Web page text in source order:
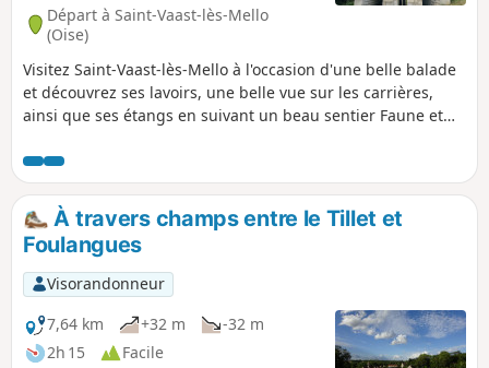
Départ à Saint-Vaast-lès-Mello
(Oise)
Visitez Saint-Vaast-lès-Mello à l'occasion d'une belle balade
et découvrez ses lavoirs, une belle vue sur les carrières,
ainsi que ses étangs en suivant un beau sentier Faune et
Barisseuse,
À travers champs entre le Tillet et
Foulangues
Visorandonneur
7,64 km
+32 m
-32 m
2h 15
Facile